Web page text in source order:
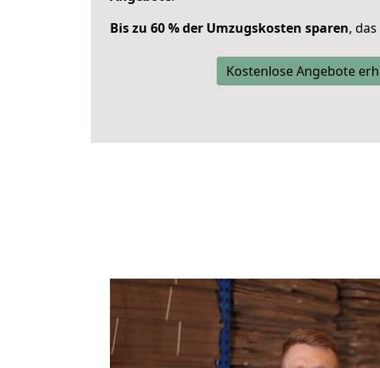
Bis zu 60 % der Umzugskosten sparen,
Kostenlose Angebote